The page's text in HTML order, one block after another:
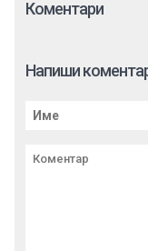
Коментари
Напиши